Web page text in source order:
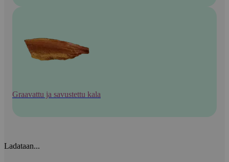
Graavattu ja savustettu kala
Ladataan...